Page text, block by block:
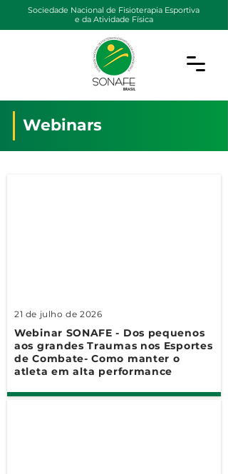
Sociedade Nacional de Fisioterapia Esportiva
e da Atividade Física
Webinars
21 de julho de 2026
Webinar SONAFE - Dos pequenos
aos grandes Traumas nos Esportes
de Combate- Como manter o
atleta em alta performance